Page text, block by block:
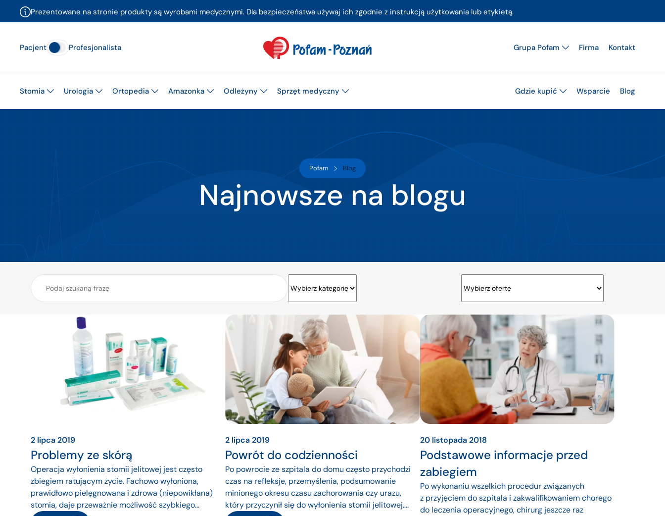
Prezentowane na stronie produkty są wyrobami medycznymi. Dla bezpieczeństwa używaj ich zgodnie z instrukcją użytkowania lub etykietą.
Pacjent Profesjonalista Grupa Pofam Firma Kontakt
Stomia Urologia Ortopedia Amazonka Odleżyny Sprzęt medyczny Gdzie kupić Wsparcie Blog
Pofam Blog
Najnowsze na blogu
2 lipca 2019
Problemy ze skórą
Operacja wyłonienia stomii jelitowej jest często
zbiegiem ratującym życie. Fachowo wyłoniona,
prawidłowo pielęgnowana i zdrowa (niepowikłana)
stomia, daje przeważnie możliwość szybkiego...
2 lipca 2019
Powrót do codzienności
Po powrocie ze szpitala do domu często przychodzi
czas na refleksje, przemyślenia, podsumowanie
minionego okresu czasu zachorowania czy urazu,
który przyczynił się do wyłonienia stomii jelitowej....
20 listopada 2018
Podstawowe informacje przed
zabiegiem
Po wykonaniu wszelkich procedur związanych
z przyjęciem do szpitala i zakwalifikowaniem chorego
do leczenia operacyjnego, chirurg jeszcze raz